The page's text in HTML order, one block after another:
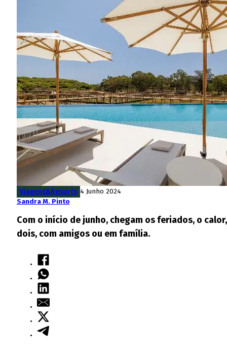
Viagens&Resorts 4 Junho 2024
Sandra M. Pinto
Com o início de junho, chegam os feriados, o
dois, com amigos ou em família.